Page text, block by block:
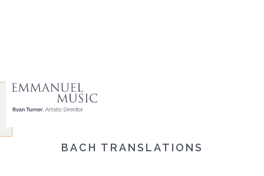
BACH TRANSLATIONS